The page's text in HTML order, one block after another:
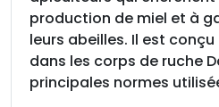
production de miel et à
leurs abeilles. Il est
dans les corps de ruche
principales normes